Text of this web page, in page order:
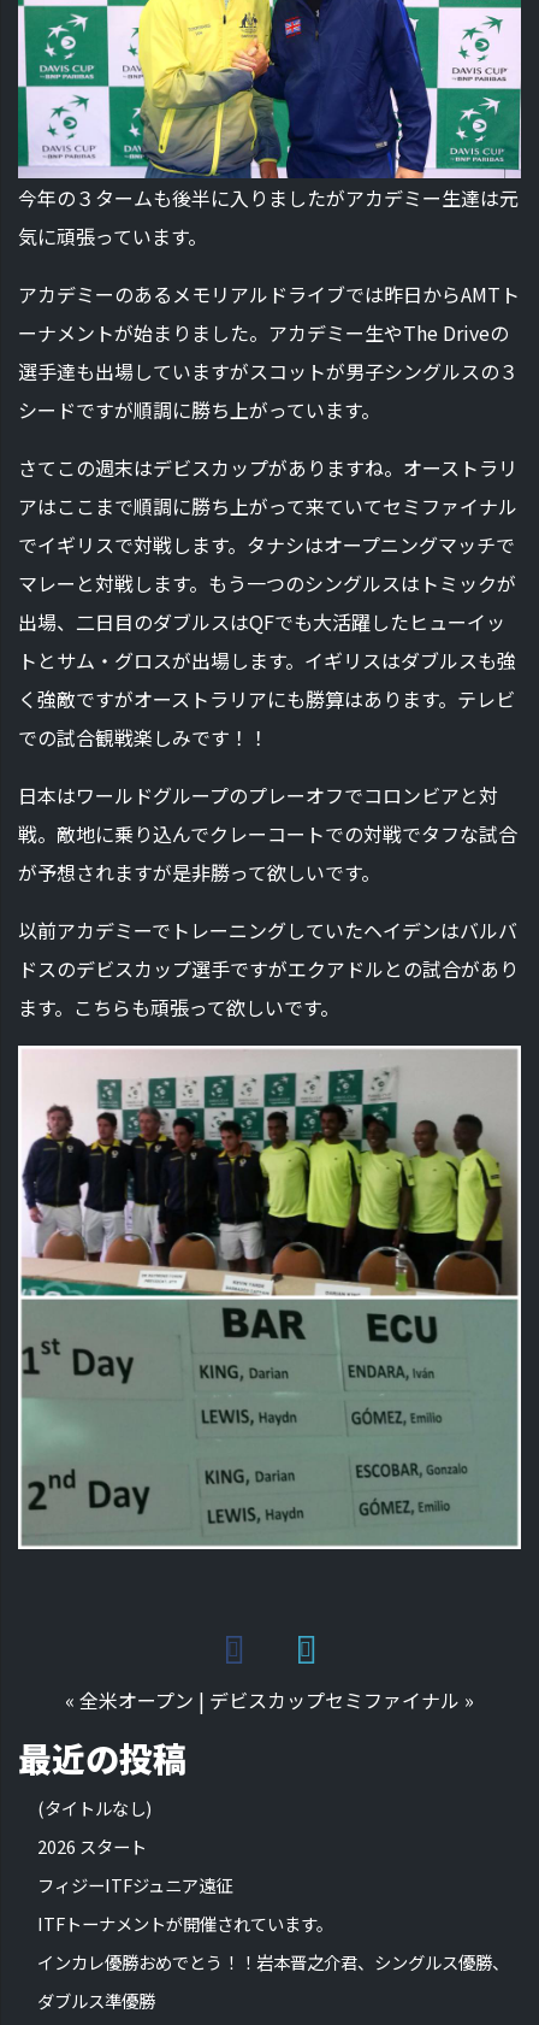
今年の３タームも後半に入りましたがアカデミー生達は元
気に頑張っています。
アカデミーのあるメモリアルドライブでは昨日からAMTト
ーナメントが始まりました。アカデミー生やThe Driveの
選手達も出場していますがスコットが男子シングルスの３
シードですが順調に勝ち上がっています。
さてこの週末はデビスカップがありますね。オーストラリ
アはここまで順調に勝ち上がって来ていてセミファイナル
でイギリスで対戦します。タナシはオープニングマッチで
マレーと対戦します。もう一つのシングルスはトミックが
出場、二日目のダブルスはQFでも大活躍したヒューイッ
トとサム・グロスが出場します。イギリスはダブルスも強
く強敵ですがオーストラリアにも勝算はあります。テレビ
での試合観戦楽しみです！！
日本はワールドグループのプレーオフでコロンビアと対
戦。敵地に乗り込んでクレーコートでの対戦でタフな試合
が予想されますが是非勝って欲しいです。
以前アカデミーでトレーニングしていたヘイデンはバルバ
ドスのデビスカップ選手ですがエクアドルとの試合があり
ます。こちらも頑張って欲しいです。
« 全米オープン | デビスカップセミファイナル »
最近の投稿
(タイトルなし)
2026 スタート
フィジーITFジュニア遠征
ITFトーナメントが開催されています。
インカレ優勝おめでとう！！岩本晋之介君、シングルス優勝、
ダブルス準優勝